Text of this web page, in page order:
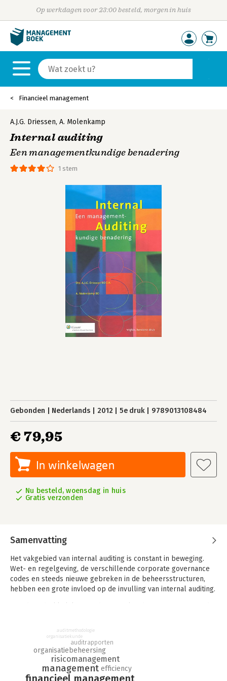
Op werkdagen voor 23:00 besteld, morgen in huis
Financieel management
1 stem
A.J.G. Driessen, A. Molenkamp
Internal auditing
Een managementkundige benadering
Gebonden Nederlands 2012 5e druk 9789013108484
€ 79,95
In winkelwagen
Nu besteld, woensdag in huis
Gratis verzonden
Samenvatting
Het vakgebied van internal auditing is constant in beweging.
Wet- en regelgeving, de verschillende corporate governance
codes en steeds nieuwe gebreken in de beheersstructuren,
hebben een grote invloed op de invulling van internal auditing.
uitgaande van de strategie en doelstellingen van de
onderneming of instelling, de risico's adequaat worden
gemanaged, een effectieve set aan beheersmaatregelen
functioneert en het management, mede op grond van de
informatie van de internal auditor, de juiste beslissingen kan
nemen om de prestaties van de onderneming te optimaliseren.
financieel management
management
risicomanagement
efficiency
organisatiebeheersing
auditrapporten
organisatiekunde
auditmethodologie